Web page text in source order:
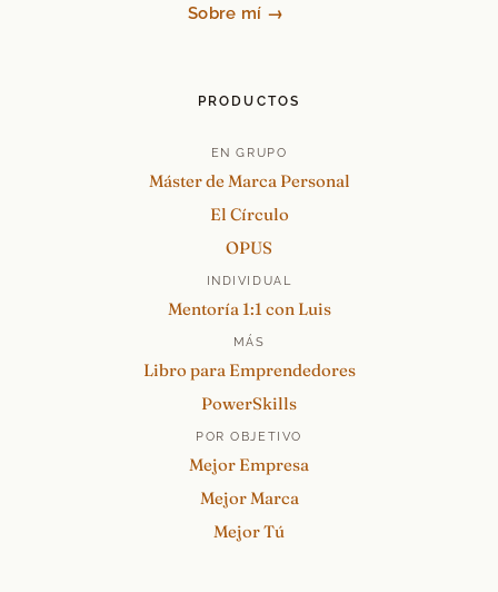
Sobre mí →
PRODUCTOS
EN GRUPO
Máster de Marca Personal
El Círculo
OPUS
INDIVIDUAL
Mentoría 1:1 con Luis
MÁS
Libro para Emprendedores
PowerSkills
POR OBJETIVO
Mejor Empresa
Mejor Marca
Mejor Tú